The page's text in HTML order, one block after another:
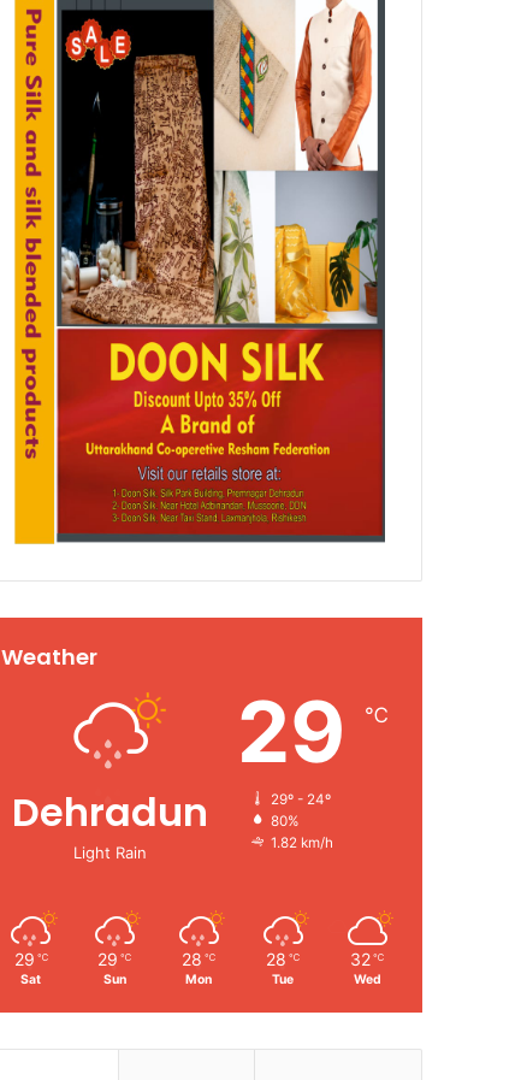
Weather
Dehradun
Light Rain
29 ℃
29º - 24º
80%
1.82 km/h
29 ℃
Sat
29 ℃
Sun
28 ℃
Mon
28 ℃
Tue
32 ℃
Wed